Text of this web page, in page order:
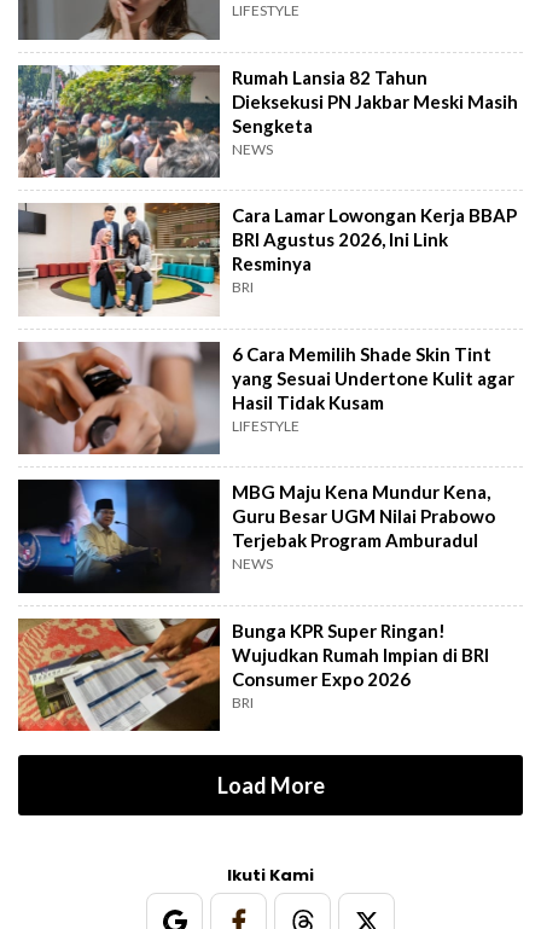
LIFESTYLE
Rumah Lansia 82 Tahun
Dieksekusi PN Jakbar Meski Masih
Sengketa
NEWS
Cara Lamar Lowongan Kerja BBAP
BRI Agustus 2026, Ini Link
Resminya
BRI
6 Cara Memilih Shade Skin Tint
yang Sesuai Undertone Kulit agar
Hasil Tidak Kusam
LIFESTYLE
MBG Maju Kena Mundur Kena,
Guru Besar UGM Nilai Prabowo
Terjebak Program Amburadul
NEWS
Bunga KPR Super Ringan!
Wujudkan Rumah Impian di BRI
Consumer Expo 2026
BRI
Load More
Ikuti Kami